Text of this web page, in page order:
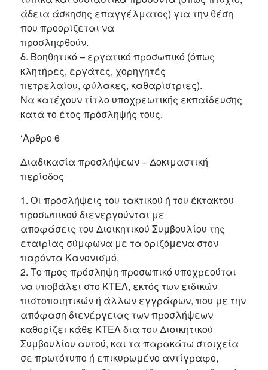
άδεια άσκησης επαγγέλματος) για την θέση
που προορίζεται να
προσληφθούν.
δ. Βοηθητικό – εργατικό προσωπικό (όπως
κλητήρες, εργάτες, χορηγητές
πετρελαίου, φύλακες, καθαρίστριες).
Να κατέχουν τίτλο υποχρεωτικής εκπαίδευσης
κατά το έτος πρόσληψής τους.
‘Αρθρο 6
Διαδικασία προσλήψεων – Δοκιμαστική
περίοδος
1. Οι προσλήψεις του τακτικού ή του έκτακτου
προσωπικού διενεργούνται με
αποφάσεις του Διοικητικού Συμβουλίου της
εταιρίας σύμφωνα με τα οριζόμενα στον
παρόντα Κανονισμό.
2. Το προς πρόσληψη προσωπικό υποχρεούται
να υποβάλει στο ΚΤΕΛ, εκτός των ειδικών
πιστοποιητικών ή άλλων εγγράφων, που με την
απόφαση διενέργειας των προσλήψεων
καθορίζει κάθε ΚΤΕΛ δια του Διοικητικού
Συμβουλίου αυτού, και τα παρακάτω στοιχεία
σε πρωτότυπο ή επικυρωμένο αντίγραφο,